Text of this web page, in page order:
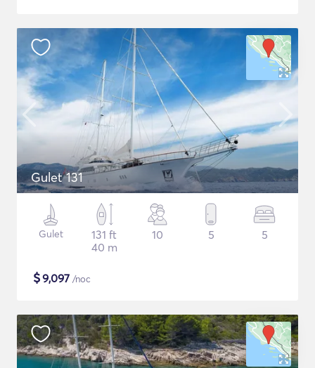
Gulet 131
Gulet
131 ft
40 m
10 5 5
$9,097 /noc